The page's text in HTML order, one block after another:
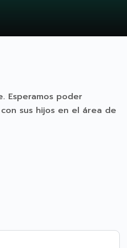
Esperamos poder
sus hijos en el área de